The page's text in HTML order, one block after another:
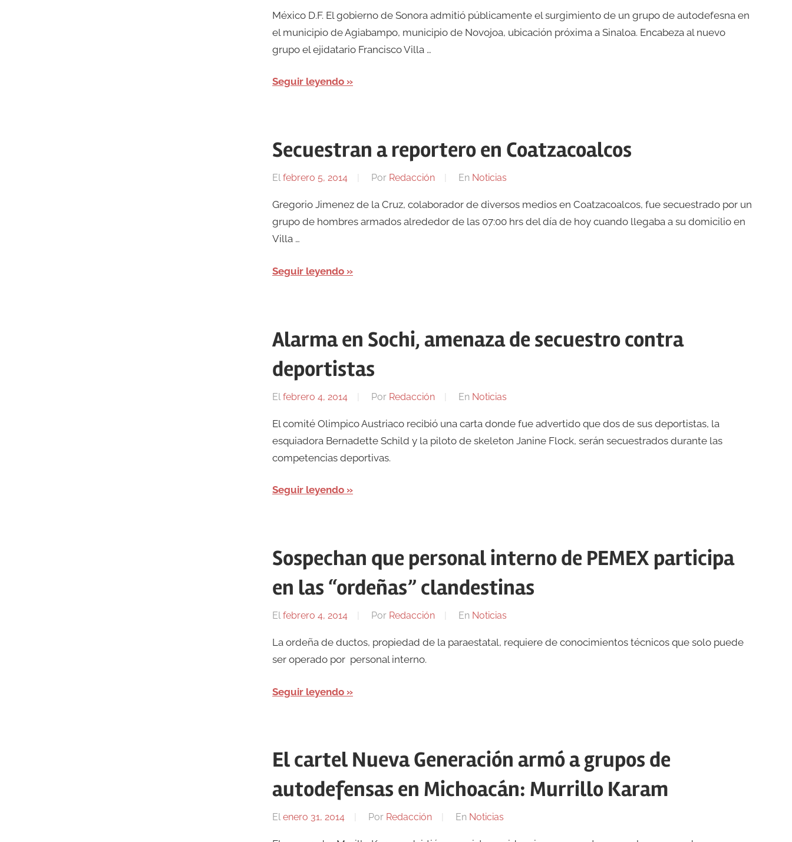
México D.F. El gobierno de Sonora admitió públicamente el surgimiento de un grupo de autodefesna en
el municipio de Agiabampo, municipio de Novojoa, ubicación próxima a Sinaloa. Encabeza al nuevo
grupo el ejidatario Francisco Villa …
Seguir leyendo
Secuestran a reportero en Coatzacoalcos
Elfebrero 5, 2014 Por Redacción En Noticias
Gregorio Jimenez de la Cruz, colaborador de diversos medios en Coatzacoalcos, fue secuestrado por un
grupo de hombres armados alrededor de las 07:00 hrs del día de hoy cuando llegaba a su domicilio en
Villa …
Seguir leyendo
Alarma en Sochi, amenaza de secuestro contra
deportistas
El febrero 4, 2014 Por Redacción En Noticias
El comité Olimpico Austriaco recibió una carta donde fue advertido que dos de sus deportistas, la
esquiadora Bernadette Schild y la piloto de skeleton Janine Flock, serán secuestrados durante las
competencias deportivas.
Seguir leyendo
Sospechan que personal interno de PEMEX participa
en las “ordeñas” clandestinas
Elfebrero 4, 2014 Por Redacción En Noticias
La ordeña de ductos, propiedad de la paraestatal, requiere de conocimientos técnicos que solo puede
ser operado por personal interno.
Seguir leyendo
El cartel Nueva Generación armó a grupos de
autodefensas en Michoacán: Murrillo Karam
Elenero 31, 2014 Por Redacción En Noticias